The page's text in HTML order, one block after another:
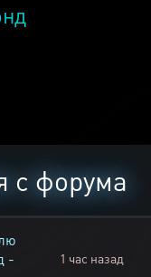
с форума
-
1 час назад